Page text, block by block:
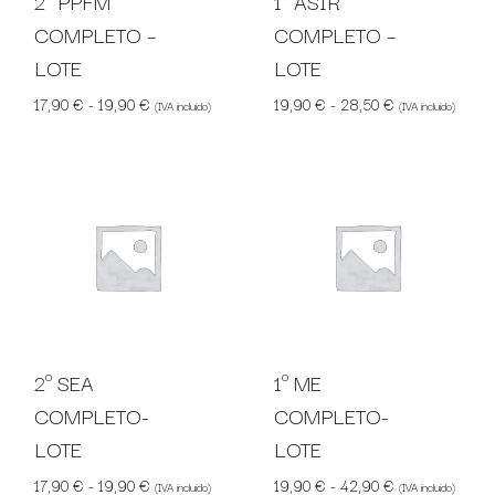
COMPLETO –
LOTE
17,90€ -19,90€ Rango de precios: desde 17,90 € hasta 19,90 €
(IVA incluido)
COMPLETO –
LOTE
19,90€ - 28,50€ Rango de
(IVA incluido)
2º SEA
COMPLETO-
LOTE
17,90€ -19,90€ Rango de precios: desde 17,90 € hasta 19,90 €
(IVA incluido)
1º ME
COMPLETO-
LOTE
19,90€ -42,90€ Rango de
(IVA incluido)